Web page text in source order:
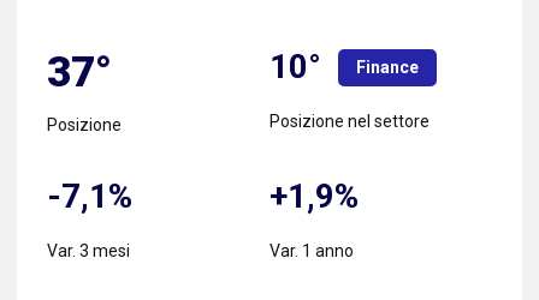
37°
Posizione
10° Finance
Posizione nel settore
-7,1%
Var. 3 mesi
+1,9%
Var. 1 anno